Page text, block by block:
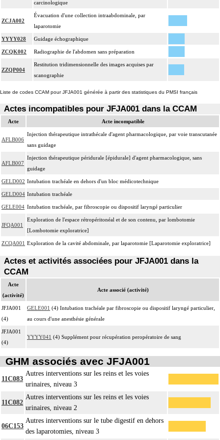
carcinologique
ZCJA002
Évacuation d'une collection intraabdominale, par
laparotomie
YYYY028 Guidage échographique
ZCQK002 Radiographie de l'abdomen sans préparation
ZZQP004
Restitution tridimensionnelle des images acquises par
scanographie
Liste de codes CCAM pour JFJA001 générée à partir des statistiques du PMSI français
Actes incompatibles pour JFJA001 dans la CCAM
Acte Acte incompatible
AFLB006
Injection thérapeutique intrathécale d'agent pharmacologique, par voie transcutanée
sans guidage
AFLB007
Injection thérapeutique péridurale [épidurale] d'agent pharmacologique, sans
guidage
GELD002 Intubation trachéale en dehors d'un bloc médicotechnique
GELD004 Intubation trachéale
GELE004 Intubation trachéale, par fibroscopie ou dispositif laryngé particulier
JFQA001
Exploration de l'espace rétropéritonéal et de son contenu, par lombotomie
[Lombotomie exploratrice]
ZCQA001 Exploration de la cavité abdominale, par laparotomie [Laparotomie exploratrice]
Actes et activités associées pour JFJA001 dans la
CCAM
Acte
(activité)
Acte associé (activité)
JFJA001
(4)
GELE001 (4) Intubation trachéale par fibroscopie ou dispositif laryngé particulier,
au cours d'une anesthésie générale
JFJA001
(4)
YYYY041 (4) Supplément pour récupération peropératoire de sang
GHM associés avec JFJA001
11C083
Autres interventions sur les reins et les voies
urinaires, niveau 3
11C082
Autres interventions sur les reins et les voies
urinaires, niveau 2
06C153
Autres interventions sur le tube digestif en dehors
des laparotomies, niveau 3